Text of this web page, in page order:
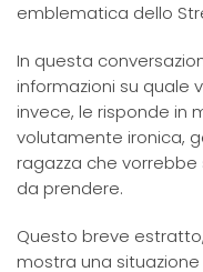
emblematica dello
In questa
informazioni su quale
invece, le risponde in
volutamente ironica,
ragazza che
da prendere.
Questo breve
mostra una